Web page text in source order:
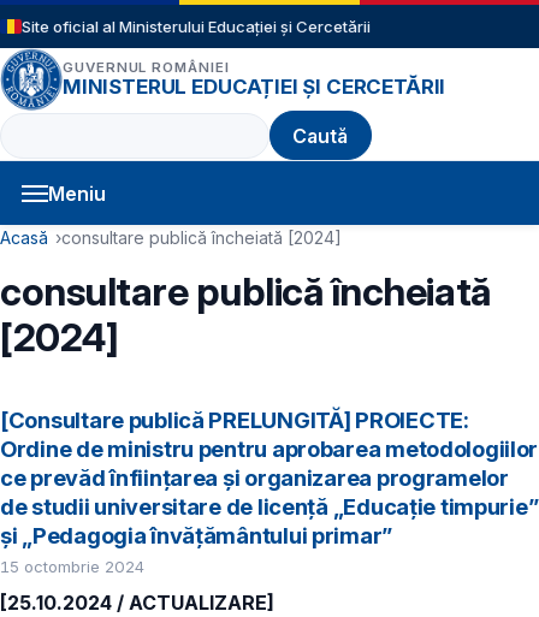
Sari la conținutul principal
Site oficial al Ministerului Educației și Cercetării
GUVERNUL ROMÂNIEI
MINISTERUL EDUCAȚIEI ȘI CERCETĂRII
Caută
Meniu
Navigație principală
Cale de navigare
Acasă consultare publică încheiată [2024]
consultare publică încheiată
[2024]
[Consultare publică PRELUNGITĂ] PROIECTE:
Ordine de ministru pentru aprobarea metodologiilor
ce prevăd înființarea și organizarea programelor
de studii universitare de licență „Educație timpurie”
și „Pedagogia învățământului primar”
15 octombrie 2024
[25.10.2024 / ACTUALIZARE]